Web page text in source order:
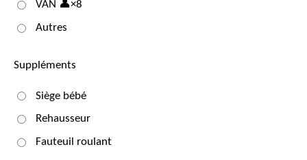
VAN 👤×8
Autres
Suppléments
Siège bébé
Rehausseur
Fauteuil roulant